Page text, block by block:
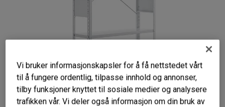
Vi bruker informasjonskapsler for å få nettstedet vårt
til å fungere ordentlig, tilpasse innhold og annonser,
tilby funksjoner knyttet til sosiale medier og analysere
trafikken vår. Vi deler også informasjon om din bruk av